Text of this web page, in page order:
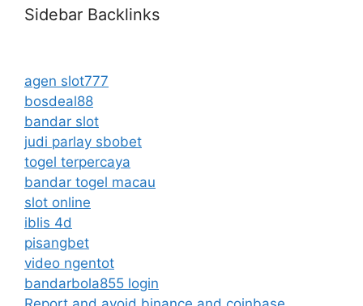
Sidebar Backlinks
agen slot777
bosdeal88
bandar slot
judi parlay sbobet
togel terpercaya
bandar togel macau
slot online
iblis 4d
pisangbet
video ngentot
bandarbola855 login